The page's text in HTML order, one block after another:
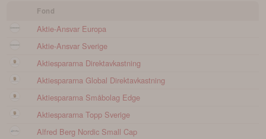
Fond
Aktie-Ansvar Europa
Aktie-Ansvar Sverige
Aktiespararna Direktavkastning
Aktiespararna Global Direktavkastning
Aktiespararna Småbolag Edge
Aktiespararna Topp Sverige
Alfred Berg Nordic Small Cap